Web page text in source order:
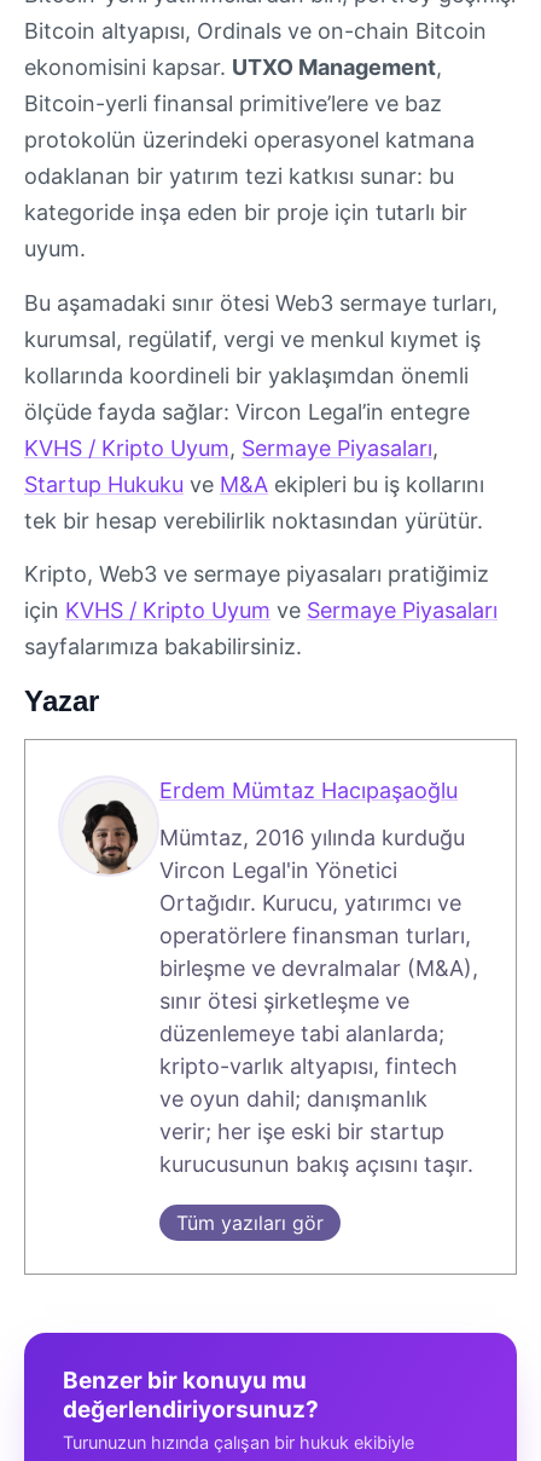
Bitcoin altyapısı, Ordinals ve on-chain Bitcoin
ekonomisini kapsar. UTXO Management,
Bitcoin-yerli finansal primitive’lere ve baz
protokolün üzerindeki operasyonel katmana
odaklanan bir yatırım tezi katkısı sunar: bu
kategoride inşa eden bir proje için tutarlı bir
uyum.
Bu aşamadaki sınır ötesi Web3 sermaye turları,
kurumsal, regülatif, vergi ve menkul kıymet iş
kollarında koordineli bir yaklaşımdan önemli
ölçüde fayda sağlar: Vircon Legal’in entegre
KVHS / Kripto Uyum, Sermaye Piyasaları,
Startup Hukuku ve M&A ekipleri bu iş kollarını
tek bir hesap verebilirlik noktasından yürütür.
Kripto, Web3 ve sermaye piyasaları pratiğimiz
için KVHS / Kripto Uyum ve Sermaye Piyasaları
sayfalarımıza bakabilirsiniz.
Yazar
Erdem Mümtaz Hacıpaşaoğlu
Mümtaz, 2016 yılında kurduğu
Vircon Legal'in Yönetici
Ortağıdır. Kurucu, yatırımcı ve
operatörlere finansman turları,
birleşme ve devralmalar (M&A),
sınır ötesi şirketleşme ve
düzenlemeye tabi alanlarda;
kripto-varlık altyapısı, fintech
ve oyun dahil; danışmanlık
verir; her işe eski bir startup
kurucusunun bakış açısını taşır.
Tüm yazıları gör
Benzer bir konuyu mu
değerlendiriyorsunuz?
Turunuzun hızında çalışan bir hukuk ekibiyle